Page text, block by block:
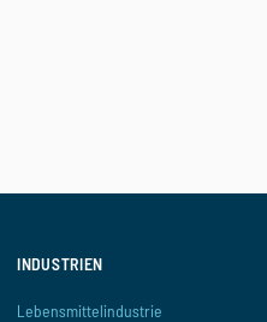
INDUSTRIEN
Lebensmittelindustrie